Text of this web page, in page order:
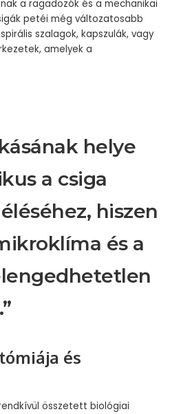
a ragadozók és a mechanikai
petéi még változatosabb
szalagok, kapszulák, vagy
amelyek a
helye
a csiga
hiszen
és a
és
összetett biológiai